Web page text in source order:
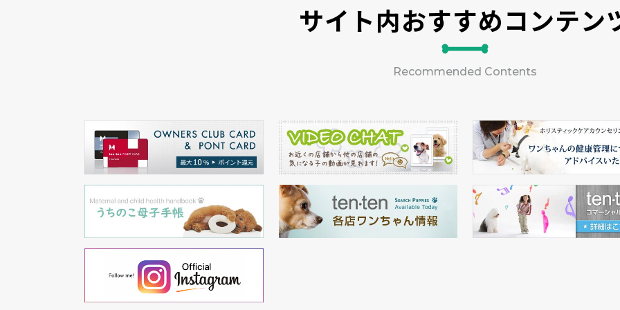
サイト内おすすめコンテン
Recommended Contents